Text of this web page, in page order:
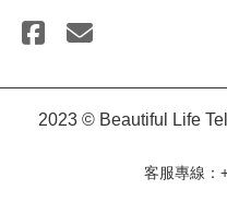
2023 © Beautiful Life
客服專線：